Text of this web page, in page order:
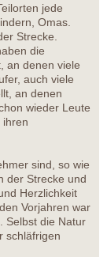
jede
Omas.
Strecke.
die
an denen viele
auch viele
an denen
wieder Leute
ihren
sind, so wie
der Strecke und
Herzlichkeit
Vorjahren war
Selbst die Natur
schläfrigen